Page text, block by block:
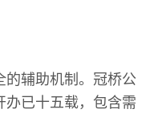
的辅助机制。冠桥公
办已十五载，包含需